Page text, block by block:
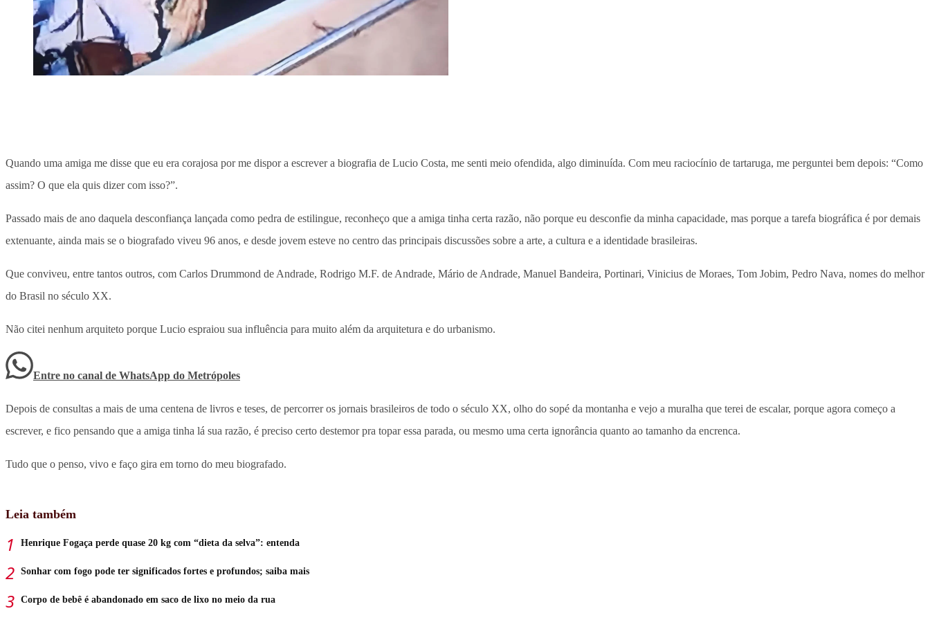
Quando uma amiga me disse que eu era corajosa por me dispor a escrever a biografia de Lucio Costa, me senti meio ofendida, algo diminuída. Com meu raciocínio de tartaruga, me perguntei bem depois: “Como
assim? O que ela quis dizer com isso?”.
Passado mais de ano daquela desconfiança lançada como pedra de estilingue, reconheço que a amiga tinha certa razão, não porque eu desconfie da minha capacidade, mas porque a tarefa biográfica é por demais
extenuante, ainda mais se o biografado viveu 96 anos, e desde jovem esteve no centro das principais discussões sobre a arte, a cultura e a identidade brasileiras.
Que conviveu, entre tantos outros, com Carlos Drummond de Andrade, Rodrigo M.F. de Andrade, Mário de Andrade, Manuel Bandeira, Portinari, Vinicius de Moraes, Tom Jobim, Pedro Nava, nomes do melhor
do Brasil no século XX.
Não citei nenhum arquiteto porque Lucio espraiou sua influência para muito além da arquitetura e do urbanismo.
Entre no canal de WhatsApp do Metrópoles
Depois de consultas a mais de uma centena de livros e teses, de percorrer os jornais brasileiros de todo o século XX, olho do sopé da montanha e vejo a muralha que terei de escalar, porque agora começo a
escrever, e fico pensando que a amiga tinha lá sua razão, é preciso certo destemor pra topar essa parada, ou mesmo uma certa ignorância quanto ao tamanho da encrenca.
Tudo que o penso, vivo e faço gira em torno do meu biografado.
Leia também
Henrique Fogaça perde quase 20 kg com “dieta da selva”: entenda
Sonhar com fogo pode ter significados fortes e profundos; saiba mais
Corpo de bebê é abandonado em saco de lixo no meio da rua